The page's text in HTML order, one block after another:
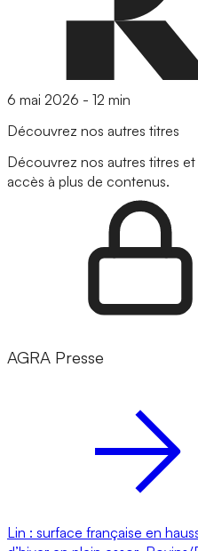
6 mai 2026 - 12 min
Découvrez nos autres titres
Découvrez nos autres titres
accès à plus de contenus.
AGRA Presse
Lin : surface française en